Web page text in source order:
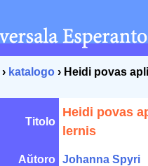
› katalogo › Heidi povas
Titolo
Heidi povas
lernis
Aŭtoro Johanna Spyri